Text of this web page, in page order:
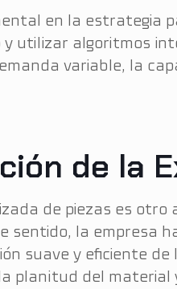
en la estrategia
utilizar algoritmos
variable, la
de la
de piezas es otro
sentido, la empresa
suave y eficiente
planitud del material